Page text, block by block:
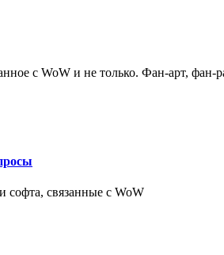
с WoW и не только. Фан-арт, фан-
софта, связанные с WoW